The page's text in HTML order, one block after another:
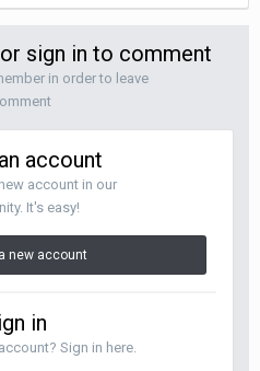
sign in to comment
in order to leave
account
account in our
It's easy!
new account
in
Sign in here.